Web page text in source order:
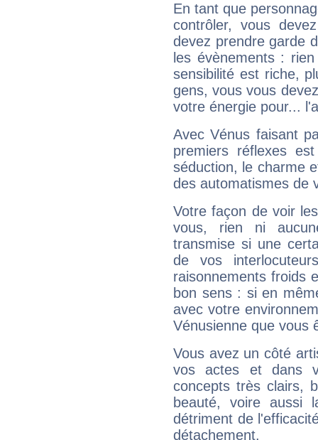
En tant que
contrôler, vous
devez prendre garde
les évènements :
sensibilité est riche,
gens, vous vous
votre énergie pour...
Avec Vénus faisant
premiers réflexes
séduction, le charme
des automatismes de
Votre façon de voir
vous, rien ni
transmise si une
de vos
raisonnements froids
bon sens : si en
avec votre
Vénusienne que vous
Vous avez un côté
vos actes et dans
concepts très clairs,
beauté, voire aussi
détriment de
détachement.